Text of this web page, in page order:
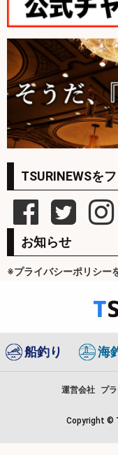
TSURINEWSを
お知らせ
※プライバシーポリシー
船釣り 海
運営会社 プ
Copyright ©